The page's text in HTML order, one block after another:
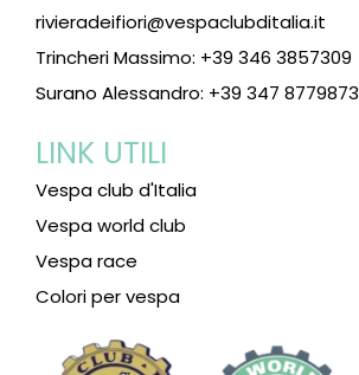
rivieradeifiori@vespaclubditalia.it
Trincheri Massimo: +39 346 3857309
Surano Alessandro: +39 347 8779873
LINK UTILI
Vespa club d'Italia
Vespa world club
Vespa race
Colori per vespa